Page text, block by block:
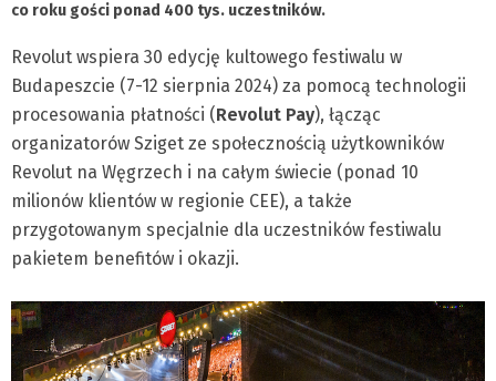
co roku gości ponad 400 tys. uczestników.
Revolut wspiera 30 edycję kultowego festiwalu w
Budapeszcie (7-12 sierpnia 2024) za pomocą technologii
procesowania płatności (Revolut Pay), łącząc
organizatorów Sziget ze społecznością użytkowników
Revolut na Węgrzech i na całym świecie (ponad 10
milionów klientów w regionie CEE), a także
przygotowanym specjalnie dla uczestników festiwalu
pakietem benefitów i okazji.